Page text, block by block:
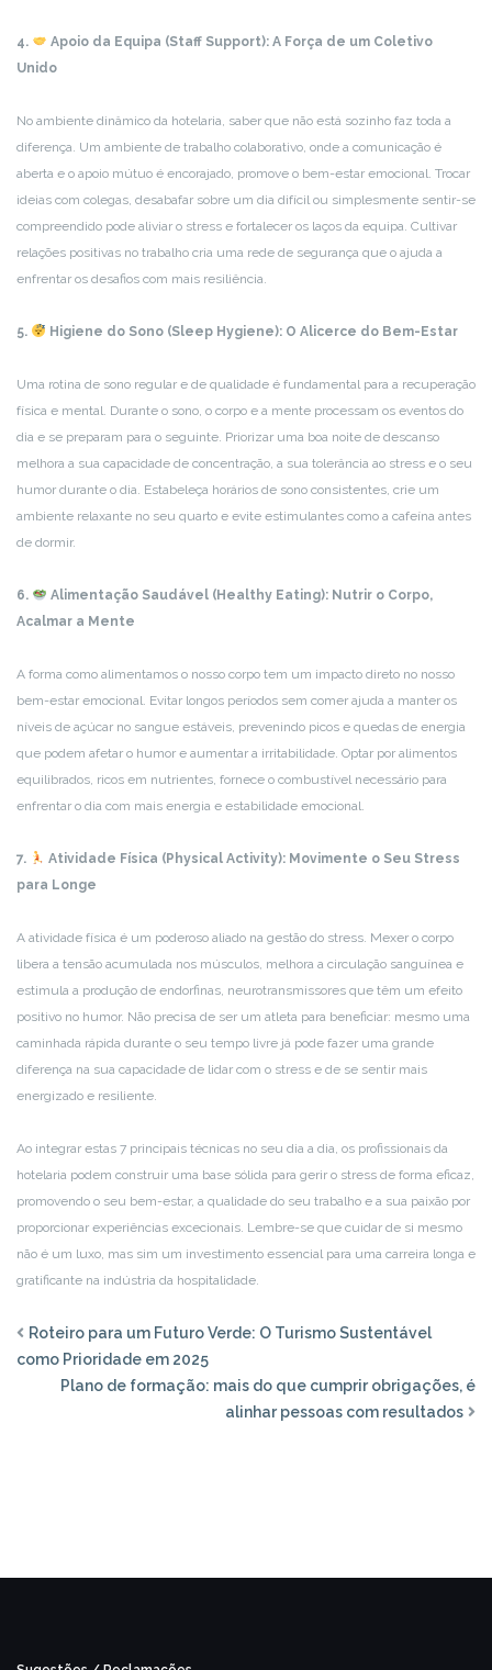
4.
Apoio da Equipa (Staff Support): A Força de um Coletivo
Unido
No ambiente dinâmico da hotelaria, saber que não está sozinho faz toda a
diferença. Um ambiente de trabalho colaborativo, onde a comunicação é
aberta e o apoio mútuo é encorajado, promove o bem-estar emocional. Trocar
ideias com colegas, desabafar sobre um dia difícil ou simplesmente sentir-se
compreendido pode aliviar o stress e fortalecer os laços da equipa. Cultivar
relações positivas no trabalho cria uma rede de segurança que o ajuda a
enfrentar os desafios com mais resiliência.
5. Higiene do Sono (Sleep Hygiene): O Alicerce do Bem-Estar
Uma rotina de sono regular e de qualidade é fundamental para a recuperação
física e mental. Durante o sono, o corpo e a mente processam os eventos do
dia e se preparam para o seguinte. Priorizar uma boa noite de descanso
melhora a sua capacidade de concentração, a sua tolerância ao stress e o seu
humor durante o dia. Estabeleça horários de sono consistentes, crie um
ambiente relaxante no seu quarto e evite estimulantes como a cafeína antes
de dormir.
6.
Alimentação Saudável (Healthy Eating): Nutrir o Corpo,
Acalmar a Mente
A forma como alimentamos o nosso corpo tem um impacto direto no nosso
bem-estar emocional. Evitar longos períodos sem comer ajuda a manter os
níveis de açúcar no sangue estáveis, prevenindo picos e quedas de energia
que podem afetar o humor e aumentar a irritabilidade. Optar por alimentos
equilibrados, ricos em nutrientes, fornece o combustível necessário para
enfrentar o dia com mais energia e estabilidade emocional.
7.
Atividade Física (Physical Activity): Movimente o Seu Stress
para Longe
A atividade física é um poderoso aliado na gestão do stress. Mexer o corpo
libera a tensão acumulada nos músculos, melhora a circulação sanguínea e
estimula a produção de endorfinas, neurotransmissores que têm um efeito
positivo no humor. Não precisa de ser um atleta para beneficiar: mesmo uma
caminhada rápida durante o seu tempo livre já pode fazer uma grande
diferença na sua capacidade de lidar com o stress e de se sentir mais
energizado e resiliente.
Ao integrar estas 7 principais técnicas no seu dia a dia, os profissionais da
hotelaria podem construir uma base sólida para gerir o stress de forma eficaz,
promovendo o seu bem-estar, a qualidade do seu trabalho e a sua paixão por
proporcionar experiências excecionais. Lembre-se que cuidar de si mesmo
não é um luxo, mas sim um investimento essencial para uma carreira longa e
gratificante na indústria da hospitalidade.
Roteiro para um Futuro Verde: O Turismo Sustentável
como Prioridade em 2025
Plano de formação: mais do que cumprir obrigações, é
alinhar pessoas com resultados